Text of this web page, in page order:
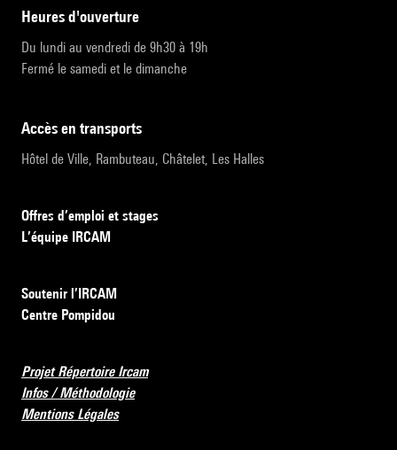
heures d'ouverture
Du lundi au vendredi de 9h30 à 19h
Fermé le samedi et le dimanche
accès en transports
Hôtel de Ville, Rambuteau, Châtelet, Les Halles
Offres d’emploi et stages
L’équipe IRCAM
Soutenir l’IRCAM
Centre Pompidou
Projet Répertoire Ircam
Infos / Méthodologie
Mentions Légales